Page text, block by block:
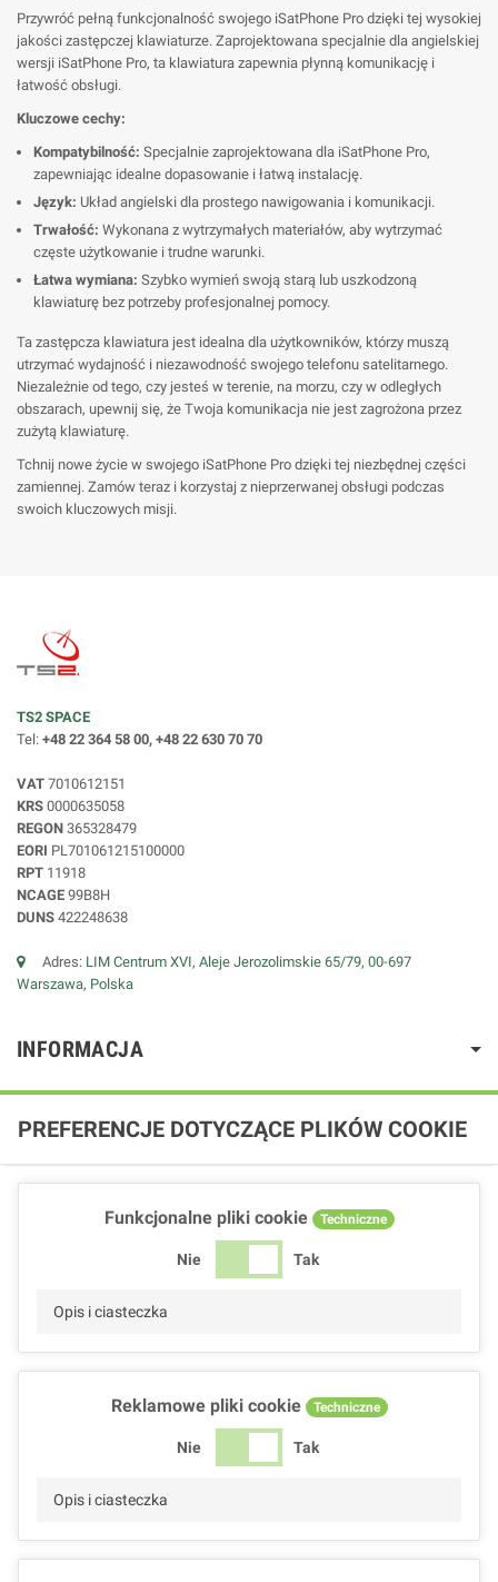
Przywróć pełną funkcjonalność swojego iSatPhone Pro dzięki tej wysokiej
jakości zastępczej klawiaturze. Zaprojektowana specjalnie dla angielskiej
wersji iSatPhone Pro, ta klawiatura zapewnia płynną komunikację i
łatwość obsługi.
Kluczowe cechy:
Kompatybilność: Specjalnie zaprojektowana dla iSatPhone Pro,
zapewniając idealne dopasowanie i łatwą instalację.
Język: Układ angielski dla prostego nawigowania i komunikacji.
Trwałość: Wykonana z wytrzymałych materiałów, aby wytrzymać
częste użytkowanie i trudne warunki.
Łatwa wymiana: Szybko wymień swoją starą lub uszkodzoną
klawiaturę bez potrzeby profesjonalnej pomocy.
Ta zastępcza klawiatura jest idealna dla użytkowników, którzy muszą
utrzymać wydajność i niezawodność swojego telefonu satelitarnego.
Niezależnie od tego, czy jesteś w terenie, na morzu, czy w odległych
obszarach, upewnij się, że Twoja komunikacja nie jest zagrożona przez
zużytą klawiaturę.
Tchnij nowe życie w swojego iSatPhone Pro dzięki tej niezbędnej części
zamiennej. Zamów teraz i korzystaj z nieprzerwanej obsługi podczas
swoich kluczowych misji.
TS2 SPACE
Tel: +48 22 364 58 00, +48 22 630 70 70
VAT 7010612151
KRS 0000635058
REGON 365328479
EORI PL701061215100000
RPT 11918
NCAGE 99B8H
DUNS 422248638
Adres: LIM Centrum XVI, Aleje Jerozolimskie 65/79, 00-697
Warszawa, Polska
INFORMACJA
PREFERENCJE DOTYCZĄCE PLIKÓW COOKIE
Funkcjonalne pliki cookie Techniczne
Nie Tak
Opis i ciasteczka
Reklamowe pliki cookie Techniczne
Nie Tak
Opis i ciasteczka